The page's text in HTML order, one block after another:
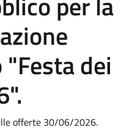
dei
offerte 30/06/2026.